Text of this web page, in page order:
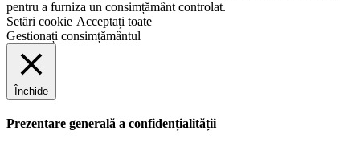
pentru a furniza un consimțământ controlat.
Setări cookie Acceptați toate
Gestionați consimțământul
Închide
Prezentare generală a confidențialității